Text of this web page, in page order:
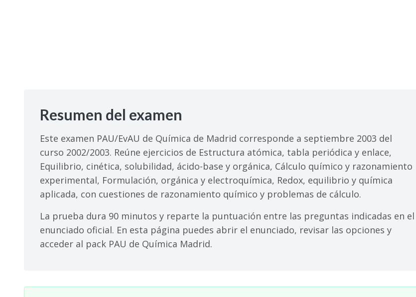
Resumen del examen
Este examen PAU/EvAU de Química de Madrid corresponde a septiembre 2003 del
curso 2002/2003. Reúne ejercicios de Estructura atómica, tabla periódica y enlace,
Equilibrio, cinética, solubilidad, ácido-base y orgánica, Cálculo químico y razonamiento
experimental, Formulación, orgánica y electroquímica, Redox, equilibrio y química
aplicada, con cuestiones de razonamiento químico y problemas de cálculo.
La prueba dura 90 minutos y reparte la puntuación entre las preguntas indicadas en el
enunciado oficial. En esta página puedes abrir el enunciado, revisar las opciones y
acceder al pack PAU de Química Madrid.